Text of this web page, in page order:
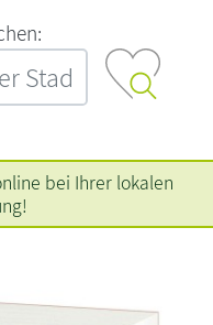
bei Ihrer lokalen